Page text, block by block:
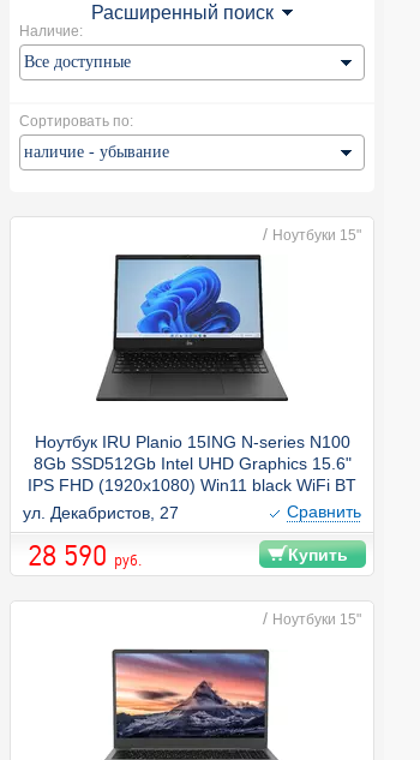
Расширенный поиск
Наличие:
Сортировать по:
/ Ноутбуки 15"
Ноутбук IRU Planio 15ING N-series N100
8Gb SSD512Gb Intel UHD Graphics 15.6"
IPS FHD (1920x1080) Win11 black WiFi BT
Cam 6000mAh (2059105)
ул. Декабристов, 27 Cравнить
28 590 руб. Купить
/ Ноутбуки 15"